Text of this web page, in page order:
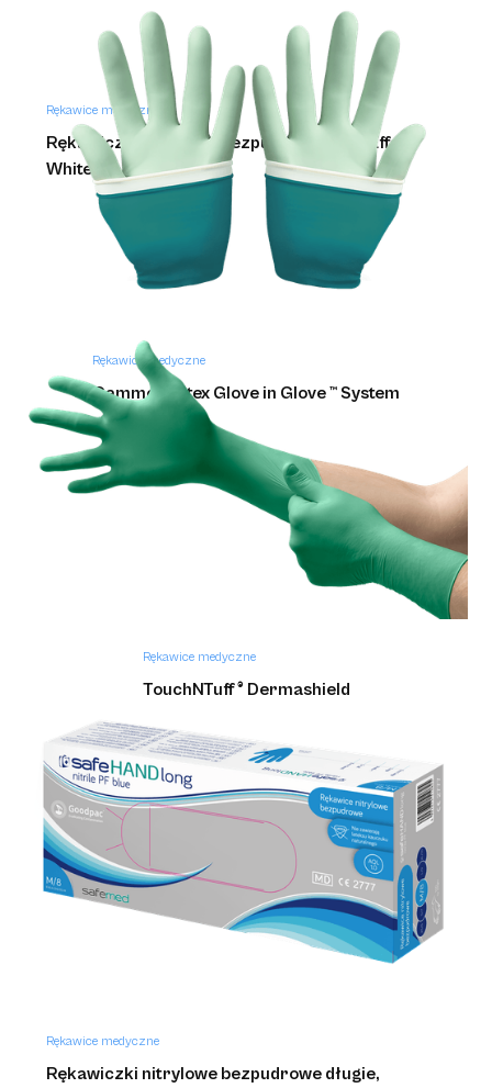
Rękawice medyczne
Rękawiczki nitrylowe bezpudrowe białe Effect
White
Rękawice medyczne
Gammex Latex Glove in Glove ™ System
Rękawice medyczne
TouchNTuff ® Dermashield
Rękawice medyczne
Rękawiczki nitrylowe bezpudrowe długie,